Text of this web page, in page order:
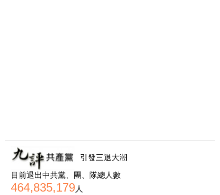
引發三退大潮
目前退出中共黨、團、隊總人數
464,835,179人